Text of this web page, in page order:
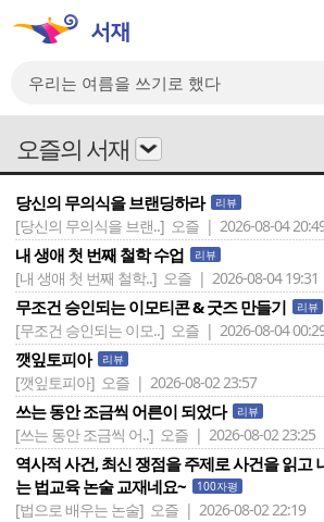
오즐의 서재
당신의 무의식을 브랜딩하라 리뷰
[당신의 무의식을 브랜..] 오즐 | 2026-08-04
내 생애 첫 번째 철학 수업 리뷰
[내 생애 첫 번째 철학..] 오즐 | 2026-08-04 19:31
무조건 승인되는 이모티콘 & 굿즈 만들기 리뷰
[무조건 승인되는 이모..] 오즐 | 2026-08-04
깻잎토피아 리뷰
[깻잎토피아] 오즐 | 2026-08-02 23:57
쓰는 동안 조금씩 어른이 되었다 리뷰
[쓰는 동안 조금씩 어..] 오즐 | 2026-08-02 23:25
역사적 사건, 최신 쟁점을 주제로 사건을 읽고
는 법교육 논술 교재네요~
100자평
[법으로 배우는 논술] 오즐 | 2026-08-02 22:19